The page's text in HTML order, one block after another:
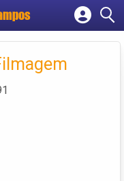
empresa